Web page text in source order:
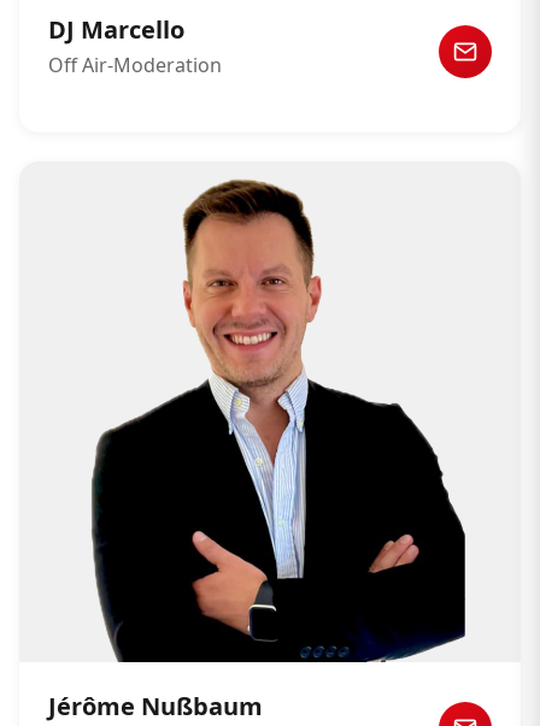
DJ Marcello
Off Air-Moderation
Jérôme Nußbaum